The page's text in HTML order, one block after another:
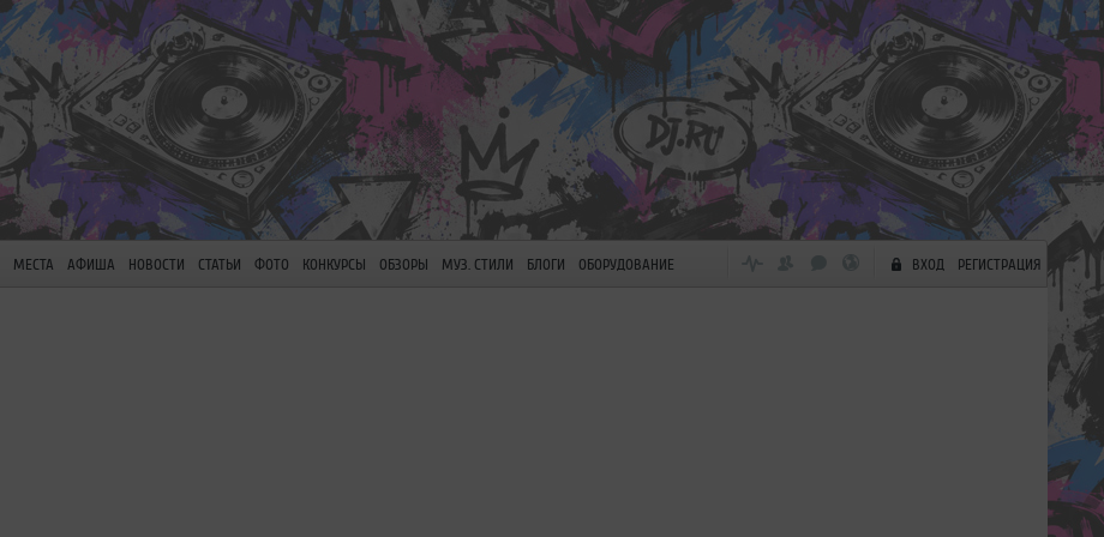
МЕСТА АФИША НОВОСТИ СТАТЬИ ФОТО КОНКУРСЫ ОБЗОРЫ МУЗ. СТИЛИ БЛОГИ ОБОРУДОВАНИЕ ВХОД РЕГИСТРАЦИЯ